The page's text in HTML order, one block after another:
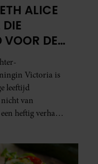
ALICE
VOOR DE
BABY
Victoria is
leeftijd
van
heftig verhaal